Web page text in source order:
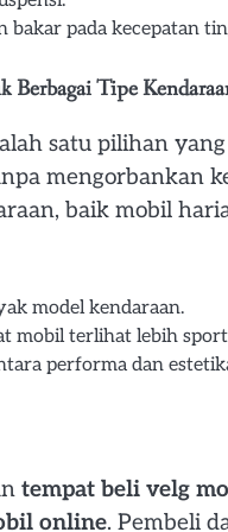
bakar pada kecepatan
Tipe
satu pilihan
mengorbankan
baik mobil
model kendaraan.
mobil terlihat lebih
performa dan
tempat beli velg
online. Pembeli